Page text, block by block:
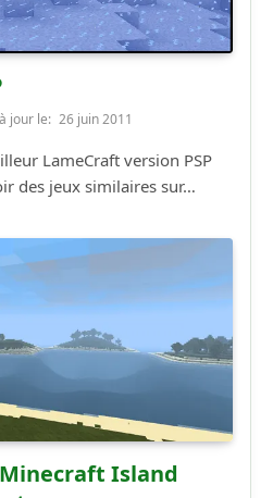
jour le: 26 juin 2011
LameCraft version PSP
des jeux similaires sur…
Island